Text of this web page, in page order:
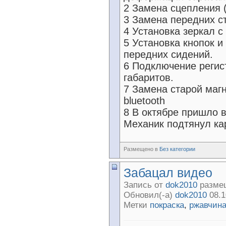
2 Замена сцепления
3 Замена передних
4 Установка зеркал
5 Установка кнопок
передних сидений.
6 Подключение
габаритов.
7 Замена старой
bluetooth
8 В октябре пришло
Механик подтянул
Размещено в Без категории
Забацал видео
Запись от dok2010
Обновил(-а) dok2010
Метки покраска, ржавчина